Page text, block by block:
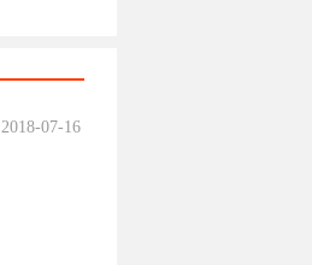
2018-07-16